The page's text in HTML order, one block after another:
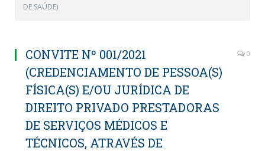
DE SAÚDE)
CONVITE Nº 001/2021
(CREDENCIAMENTO DE PESSOA(S)
FÍSICA(S) E/OU JURÍDICA DE
DIREITO PRIVADO PRESTADORAS
DE SERVIÇOS MÉDICOS E
TÉCNICOS, ATRAVÉS DE
0